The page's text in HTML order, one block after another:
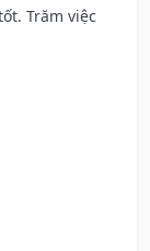
Trăm việc